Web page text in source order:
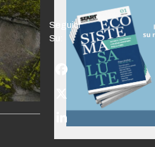
Seguici
Su:
Facebook
Twitter
(deprecated)
LinkedIn